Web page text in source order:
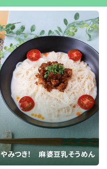
やみつき！ 麻婆豆乳そうめん